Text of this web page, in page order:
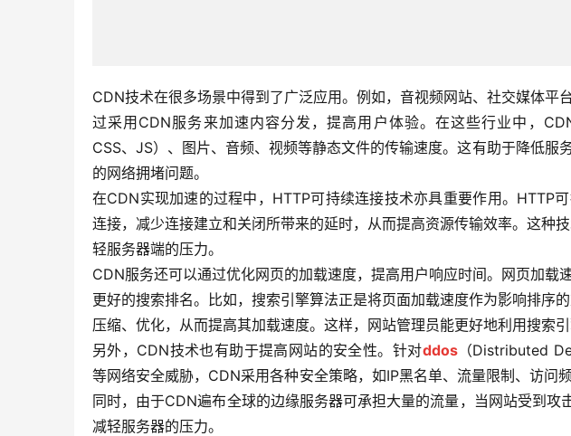
CDN技术在很多场景中得到了广泛应用。例如，音视频网站、社交媒体平
过采用CDN服务来加速内容分发，提高用户体验。在这些行业中，
CSS、JS）、图片、音频、视频等静态文件的传输速度。这有助于降低服
的网络拥堵问题。
在CDN实现加速的过程中，HTTP可持续连接技术亦具重要作用。HTTP
连接，减少连接建立和关闭所带来的延时，从而提高资源传输效率。这种
轻服务器端的压力。
CDN服务还可以通过优化网页的加载速度，提高用户响应时间。网页加载
更好的搜索排名。比如，搜索引擎算法正是将页面加载速度作为影响排序
压缩、优化，从而提高其加载速度。这样，网站管理员能更好地利用搜索
另外，CDN技术也有助于提高网站的安全性。针对ddos（Distributed
等网络安全威胁，CDN采用各种安全策略，如IP黑名单、流量限制、访问
同时，由于CDN遍布全球的边缘服务器可承担大量的流量，当网站受到攻
减轻服务器的压力。